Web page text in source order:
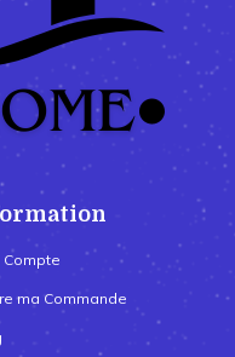
Compte
ma Commande